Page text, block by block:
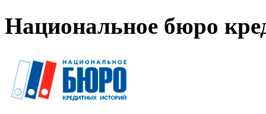
Национальное бюро